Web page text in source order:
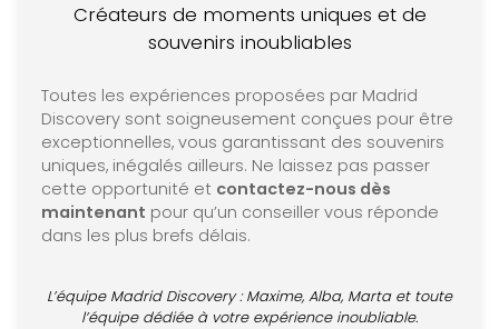
Créateurs de moments uniques et de
souvenirs inoubliables
Toutes les expériences proposées par Madrid
Discovery sont soigneusement conçues pour être
exceptionnelles, vous garantissant des souvenirs
uniques, inégalés ailleurs. Ne laissez pas passer
cette opportunité et contactez-nous dès
maintenant pour qu’un conseiller vous réponde
dans les plus brefs délais.
L’équipe Madrid Discovery : Maxime, Alba, Marta et toute
l’équipe dédiée à votre expérience inoubliable.